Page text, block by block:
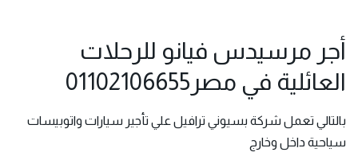
أجر مرسيدس فيانو للرحلات
العائلية في مصر01102106655
بالتالي تعمل شركة بسيوني ترافيل علي تأجير سيارات واتوبيسات
سياحية داخل وخارج